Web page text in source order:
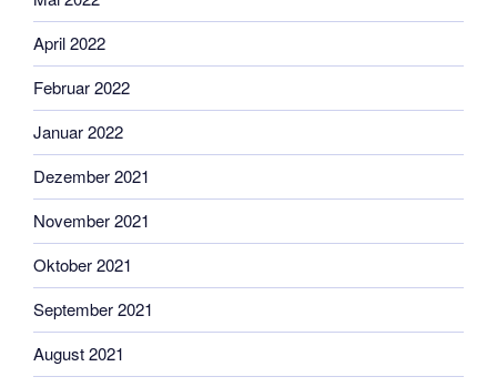
April 2022
Februar 2022
Januar 2022
Dezember 2021
November 2021
Oktober 2021
September 2021
August 2021